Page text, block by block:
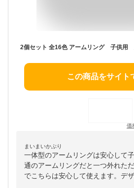
この商品をサイト
価
まいまいかぶり
一体型のアームリングは安心して
通のアームリングだと一つ外れた
でこちらは安心して使えます。デ